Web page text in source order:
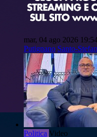
mar, 04 ago 2026
Putignano Santo-
Politica Video